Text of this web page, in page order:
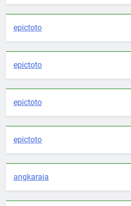
epictoto
epictoto
epictoto
epictoto
angkaraja